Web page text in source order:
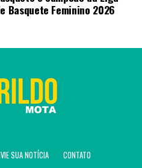
às manifestações no
Fujimori com 93% das
Basquete Feminino 2026
SUA NOTÍCIA CONTATO